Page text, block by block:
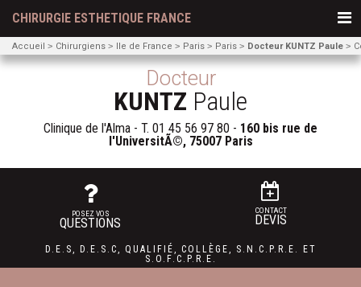
CHIRURGIE ESTHETIQUE FRANCE
Accueil Chirurgiens Ile de France Paris Paris Docteur KUNTZ Paule
Docteur
KUNTZ Paule
Clinique de l'Alma - T. 01 45 56 97 80 - 160 bis rue de
l'UniversitÃ©, 75007 Paris
POSEZ VOS
QUESTIONS
CONTACT
DEVIS
D.E.S, D.E.S.C, QUALIFIÉ, COLLÈGE, S.N.C.P.R.E.
ET
S.O.F.C.P.R.E.